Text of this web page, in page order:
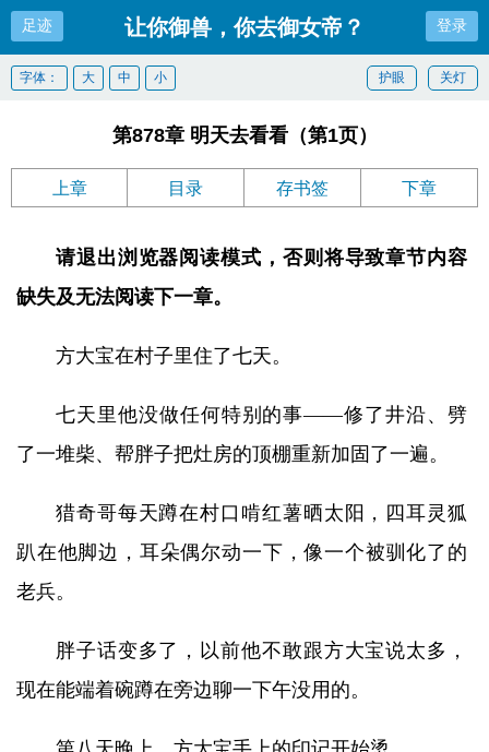
足迹 让你御兽，你去御女帝？ 登录
关灯
护眼
字体： 大 中 小
第878章 明天去看看（第1页）
上章 目录 存书签 下章
请退出浏览器阅读模式，否则将导致章节内容
缺失及无法阅读下一章。
方大宝在村子里住了七天。
七天里他没做任何特别的事——修了井沿、劈
了一堆柴、帮胖子把灶房的顶棚重新加固了一遍。
猎奇哥每天蹲在村口啃红薯晒太阳，四耳灵狐
趴在他脚边，耳朵偶尔动一下，像一个被驯化了的
老兵。
胖子话变多了，以前他不敢跟方大宝说太多，
现在能端着碗蹲在旁边聊一下午没用的。